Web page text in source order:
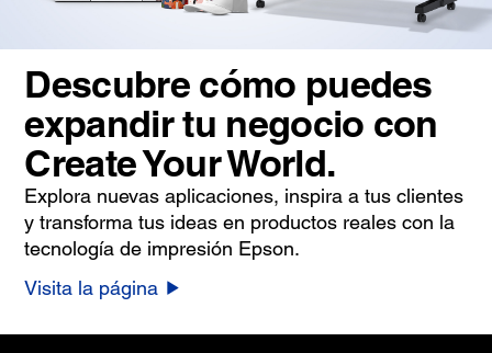
Descubre cómo puedes
expandir tu negocio con
Create Your World.
Explora nuevas aplicaciones, inspira a tus clientes
y transforma tus ideas en productos reales con la
tecnología de impresión Epson.
Visita la página